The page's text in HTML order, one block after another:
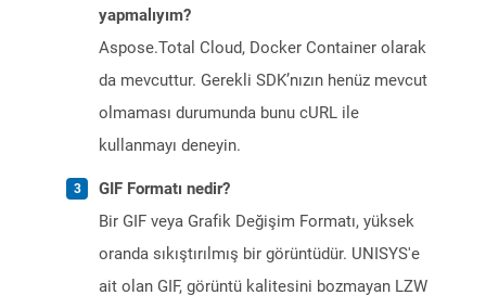
yapmalıyım?
Aspose.Total Cloud, Docker Container olarak
da mevcuttur. Gerekli SDK’nızın henüz mevcut
olmaması durumunda bunu cURL ile
kullanmayı deneyin.
GIF Formatı nedir?
Bir GIF veya Grafik Değişim Formatı, yüksek
oranda sıkıştırılmış bir görüntüdür. UNISYS'e
ait olan GIF, görüntü kalitesini bozmayan LZW